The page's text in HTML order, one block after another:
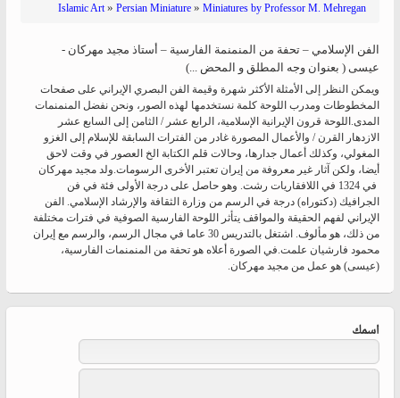
Islamic Art» Persian Miniature » Miniatures by Professor M. Mehregan
الفن الإسلامي – تحفة من المنمنمة الفارسية – أستاذ مجید مهرکان -
عیسی ( بعنوان وجه المطلق و المحض ...)
ويمكن النظر إلى الأمثلة الأكثر شهرة وقيمة الفن البصري الإيراني على صفحات
المخطوطات ومدرب اللوحة كلمة نستخدمها لهذه الصور، ونحن نفضل المنمنمات
المدى.اللوحة قرون الإيرانية الإسلامية، الرابع عشر / الثامن إلى السابع عشر
الازدهار القرن / والأعمال المصورة غادر من الفترات السابقة للإسلام إلى الغزو
المغولي، وكذلك أعمال جدارها، وحالات قلم الكتابة الخ العصور في وقت لاحق
أيضا، ولكن آثار غير معروفة من إيران تعتبر الأخرى الرسومات.ولد مجید مهرکان
في 1324 في اللافقاريات رشت. وهو حاصل على درجة الأولى فئة في فن
الجرافيك (دكتوراه) درجة في الرسم من وزارة الثقافة والإرشاد الإسلامي. الفن
الإيراني لفهم الحقيقة والمواقف يتأثر اللوحة الفارسية الصوفية في فترات مختلفة
من ذلك، هو مألوف. اشتغل بالتدريس 30 عاما في مجال الرسم، والرسم مع إيران
محمود فارشيان علمت.في الصورة أعلاه هو تحفة من المنمنمات الفارسية،
(عیسی) هو عمل من مجید مهرکان.
‏اسمك ‏